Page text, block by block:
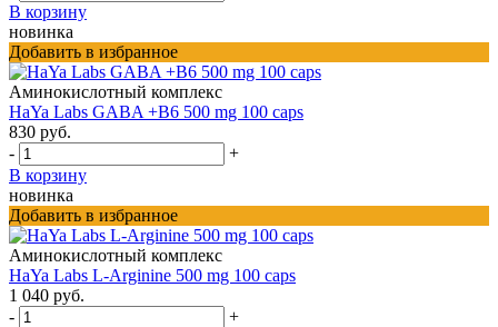
В корзину
новинка
Добавить в избранное
Аминокислотный комплекс
HaYa Labs GABA +B6 500 mg 100 caps
830 руб.
-
+
В корзину
новинка
Добавить в избранное
Аминокислотный комплекс
HaYa Labs L-Arginine 500 mg 100 caps
1 040 руб.
-
+